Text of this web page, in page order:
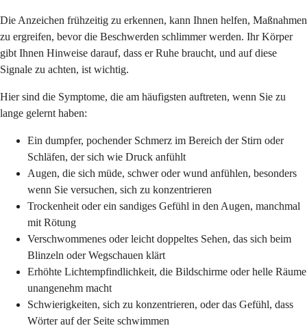
Die Anzeichen frühzeitig zu erkennen, kann Ihnen helfen, Maßnahmen
zu ergreifen, bevor die Beschwerden schlimmer werden. Ihr Körper
gibt Ihnen Hinweise darauf, dass er Ruhe braucht, und auf diese
Signale zu achten, ist wichtig.
Hier sind die Symptome, die am häufigsten auftreten, wenn Sie zu
lange gelernt haben:
Ein dumpfer, pochender Schmerz im Bereich der Stirn oder
Schläfen, der sich wie Druck anfühlt
Augen, die sich müde, schwer oder wund anfühlen, besonders
wenn Sie versuchen, sich zu konzentrieren
Trockenheit oder ein sandiges Gefühl in den Augen, manchmal
mit Rötung
Verschwommenes oder leicht doppeltes Sehen, das sich beim
Blinzeln oder Wegschauen klärt
Erhöhte Lichtempfindlichkeit, die Bildschirme oder helle Räume
unangenehm macht
Schwierigkeiten, sich zu konzentrieren, oder das Gefühl, dass
Wörter auf der Seite schwimmen